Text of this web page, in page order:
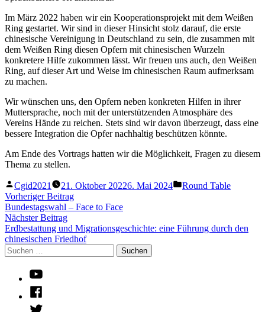
Im März 2022 haben wir ein Kooperationsprojekt mit dem Weißen
Ring gestartet. Wir sind in dieser Hinsicht stolz darauf, die erste
chinesische Vereinigung in Deutschland zu sein, die zusammen mit
dem Weißen Ring diesen Opfern mit chinesischen Wurzeln
konkretere Hilfe zukommen lässt. Wir freuen uns auch, den Weißen
Ring, auf dieser Art und Weise im chinesischen Raum aufmerksam
zu machen.
Wir wünschen uns, den Opfern neben konkreten Hilfen in ihrer
Muttersprache, noch mit der unterstützenden Atmosphäre des
Vereins Hände zu reichen. Stets sind wir davon überzeugt, dass eine
bessere Integration die Opfer nachhaltig beschützen könnte.
Am Ende des Vortrags hatten wir die Möglichkeit, Fragen zu diesem
Thema zu stellen.
Verfasst
von
Cgid2021 21. Oktober 20226. Mai 2024
Veröffentlicht
Round Table
Beitragsnavigation
Vorheriger BeitragVorheriger
Beitrag:
Bundestagswahl – Face to Face
Nächster BeitragNächster
Beitrag:
Erdbestattung und Migrationsgeschichte: eine Führung durch den
chinesischen Friedhof
Suchen
nach:
Youtube
Facebook
Twitter